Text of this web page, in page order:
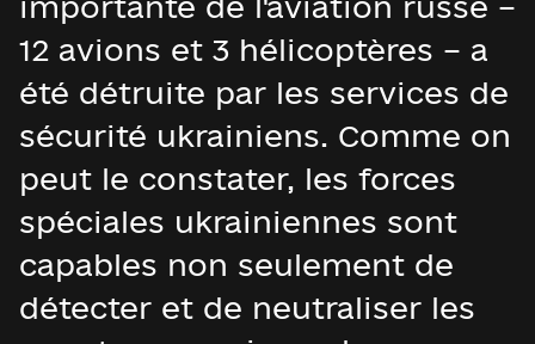
12 avions et 3 hélicoptères – a
été détruite par les services de
sécurité ukrainiens. Comme on
peut le constater, les forces
spéciales ukrainiennes sont
capables non seulement de
détecter et de neutraliser les